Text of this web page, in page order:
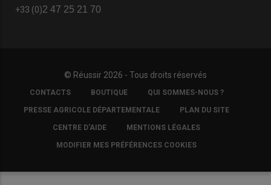
+33 (0)2 47 25 21 70
© Réussir 2026 - Tous droits réservés
FOOTER
COPYRIGHT
CONTACTS BOUTIQUE QUI SOMMES-NOUS ?
PRESSE AGRICOLE DÉPARTEMENTALE PLAN DU SITE
CENTRE D'AIDE MENTIONS LÉGALES
MODIFIER MES PRÉFÉRENCES COOKIES